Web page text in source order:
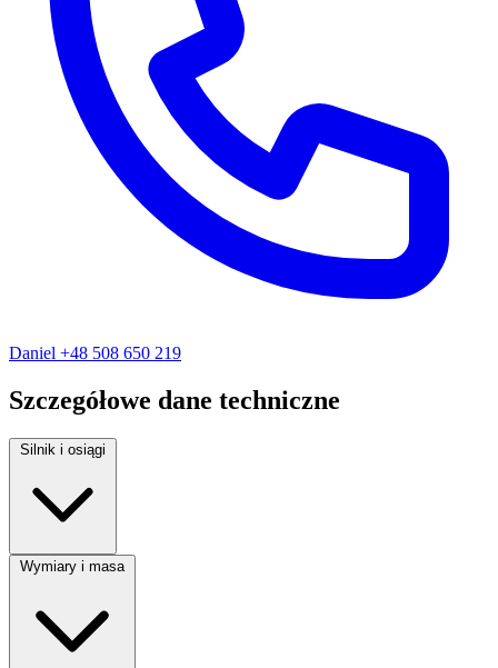
Daniel +48 508 650 219
Szczegółowe dane techniczne
Silnik i osiągi
Rodzaj paliwa:Diesel
Wymiary i masa